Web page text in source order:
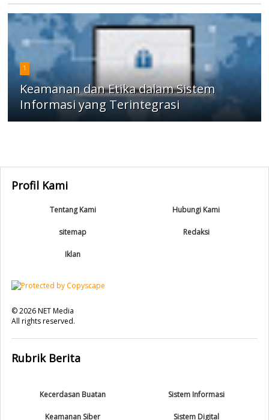
1
Keamanan dan Etika dalam Sistem
Informasi yang Terintegrasi
Profil Kami
Tentang Kami Hubungi Kami
sitemap Redaksi
Iklan
©2026NET Media
All rights reserved.
Rubrik Berita
Kecerdasan Buatan Sistem Informasi
Keamanan Siber Sistem Digital